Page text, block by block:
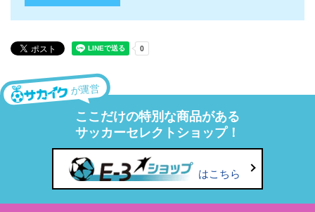
が運営
ここだけの特別な商品がある
サッカーセレクトショップ！
はこちら